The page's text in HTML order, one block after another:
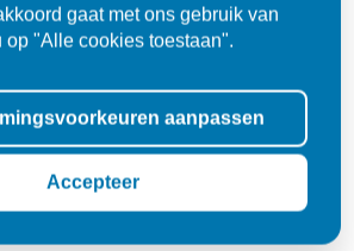
gaat met ons gebruik van
op "Alle cookies toestaan".
aanpassen
Accepteer